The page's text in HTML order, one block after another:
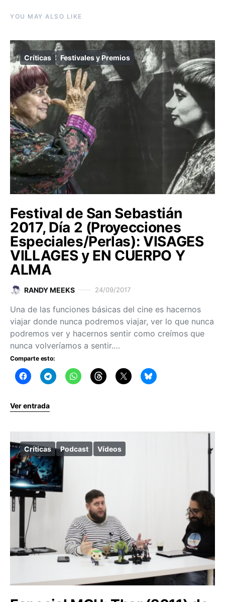
YOU MAY ALSO LIKE
Críticas Festivales y Premios
Festival de San Sebastián
2017, Día 2 (Proyecciones
Especiales/Perlas): VISAGES
VILLAGES y EN CUERPO Y
ALMA
RANDY MEEKS 24/09/2017
Una de las funciones básicas del cine es hacernos
viajar donde nunca podremos viajar, ver lo que nunca
podremos ver y hacernos sentir como creímos que
nunca volveríamos a sentir.…
Comparte esto:
Ver entrada
Críticas Podcast Vídeos